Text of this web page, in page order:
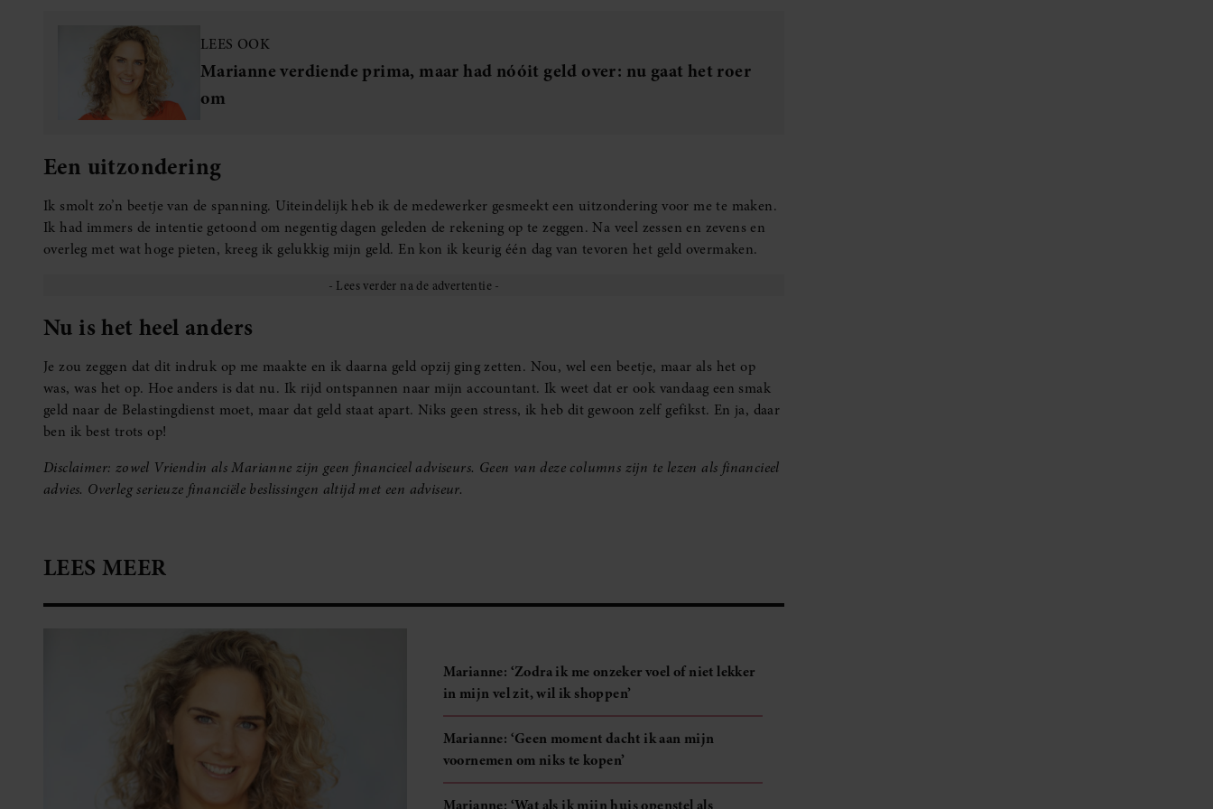
LEES OOK
Marianne verdiende prima, maar had nóóit geld over: nu gaat het roer
om
Een uitzondering
Ik smolt zo’n beetje van de spanning. Uiteindelijk heb ik de medewerker gesmeekt een uitzondering voor me te maken.
Ik had immers de intentie getoond om negentig dagen geleden de rekening op te zeggen. Na veel zessen en zevens en
overleg met wat hoge pieten, kreeg ik gelukkig mijn geld. En kon ik keurig één dag van tevoren het geld overmaken.
Nu is het heel anders
Je zou zeggen dat dit indruk op me maakte en ik daarna geld opzij ging zetten. Nou, wel een beetje, maar als het op
was, was het op. Hoe anders is dat nu. Ik rijd ontspannen naar mijn accountant. Ik weet dat er ook vandaag een smak
geld naar de Belastingdienst moet, maar dat geld staat apart. Niks geen stress, ik heb dit gewoon zelf gefikst. En ja, daar
ben ik best trots op!
Disclaimer: zowel Vriendin als Marianne zijn geen financieel adviseurs. Geen van deze columns zijn te lezen als financieel
advies. Overleg serieuze financiële beslissingen altijd met een adviseur.
LEES MEER
Marianne: ‘Zodra ik me onzeker voel of niet lekker
in mijn vel zit, wil ik shoppen’
Marianne: ‘Geen moment dacht ik aan mijn
voornemen om niks te kopen’